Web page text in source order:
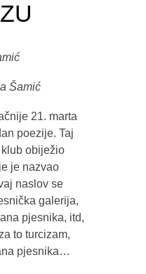
Šamić
21. marta
poezije. Taj
obiježio
je nazvao
naslov se
galerija,
pjesnika, itd,
to turcizam,
pjesnika…